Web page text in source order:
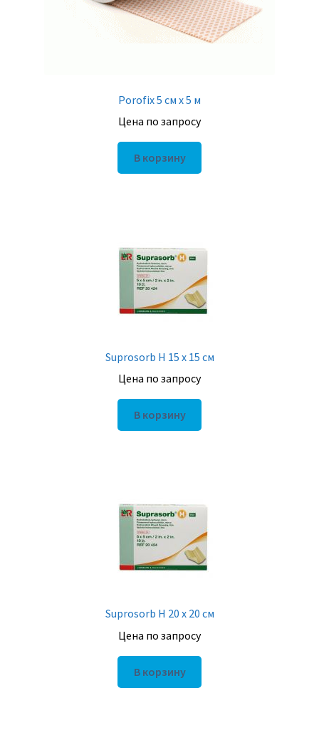
Porofix 5 см х 5 м
Цена по запросу
В корзину
Suprosorb H 15 х 15 см
Цена по запросу
В корзину
Suprosorb H 20 х 20 см
Цена по запросу
В корзину